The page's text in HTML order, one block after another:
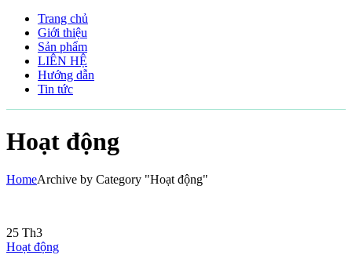
Trang chủ
Giới thiệu
Sản phẩm
LIÊN HỆ
Hướng dẫn
Tin tức
Hoạt động
HomeArchive by Category "Hoạt động"
25 Th3
Hoạt động